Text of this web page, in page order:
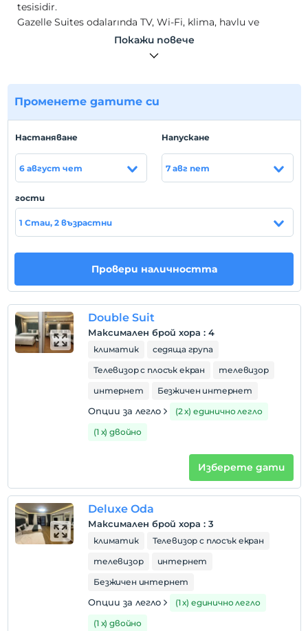
tesisidir.
Gazelle Suites odalarında TV, Wi-Fi, klima, havlu ve
buklet malzemeleri, 7/24 sıcak su, saç kurutma makinesi
Tesis Taksim Meydanı'na yürüme mesafesindedir.
картата
Правила на хотела
настаняване
След 14:00
Забранено за домашни любимци
пушене
стаи за непушачи
Бебета под 2 не се таксуват
Покажи повече
Променете датите си
Hастаняване
6 август чет
Hапускане
7 авг пет
гости
1 Стаи, 2 възрастни
Провери наличността
Double Suit
Максимален брой хора : 4
климатик
седяща група
Телевизор с плосък екран
телевизор
интернет
Безжичен интернет
Опции за легло
(2 х) единично легло
(1 х) двойно
Изберете дати
Deluxe Oda
Максимален брой хора : 3
климатик
Телевизор с плосък екран
телевизор
интернет
Безжичен интернет
Опции за легло
(1 х) единично легло
(1 х) двойно